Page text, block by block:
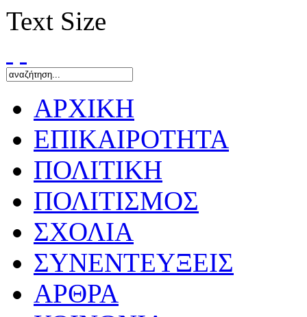
Text Size
ΑΡΧΙΚΗ
ΕΠΙΚΑΙΡΟΤΗΤΑ
ΠΟΛΙΤΙΚΗ
ΠΟΛΙΤΙΣΜΟΣ
ΣΧΟΛΙΑ
ΣΥΝΕΝΤΕΥΞΕΙΣ
ΑΡΘΡΑ